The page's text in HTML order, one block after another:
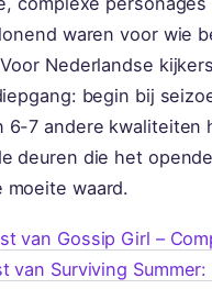
waren voor wie
Nederlandse
begin bij
6-7 andere kwaliteiten
deuren die het
waard.
van Gossip Girl –
van Surviving